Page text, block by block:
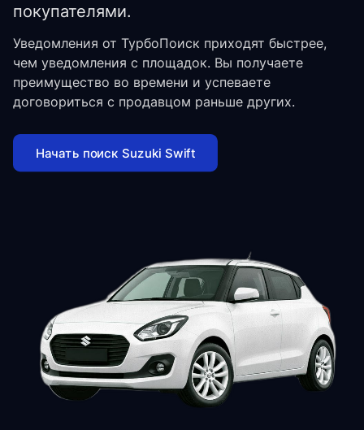
покупателями.
Уведомления от ТурбоПоиск приходят быстрее,
чем уведомления с площадок. Вы получаете
преимущество во времени и успеваете
договориться с продавцом раньше других.
Начать поиск Suzuki Swift